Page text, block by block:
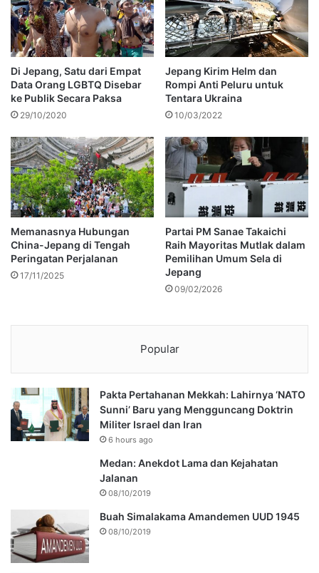
Di Jepang, Satu dari Empat
Data Orang LGBTQ Disebar
ke Publik Secara Paksa
29/10/2020
Jepang Kirim Helm dan
Rompi Anti Peluru untuk
Tentara Ukraina
10/03/2022
Memanasnya Hubungan
China-Jepang di Tengah
Peringatan Perjalanan
17/11/2025
Partai PM Sanae Takaichi
Raih Mayoritas Mutlak dalam
Pemilihan Umum Sela di
Jepang
09/02/2026
Popular
Pakta Pertahanan Mekkah: Lahirnya ‘NATO
Sunni’ Baru yang Mengguncang Doktrin
Militer Israel dan Iran
6 hours ago
Medan: Anekdot Lama dan Kejahatan
Jalanan
08/10/2019
Buah Simalakama Amandemen UUD 1945
08/10/2019